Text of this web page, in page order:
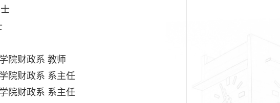
院财政系 教师
院财政系 系主任
院财政系 系主任